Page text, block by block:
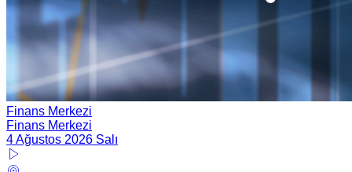
Finans Merkezi
Finans Merkezi
4 Ağustos 2026 Salı